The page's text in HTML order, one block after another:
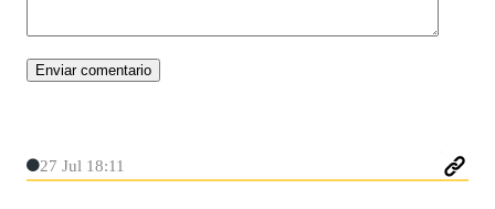
27 Jul 18:11